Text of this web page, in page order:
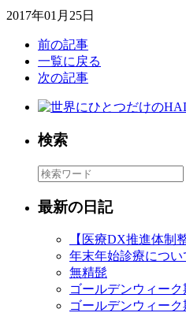
2017年01月25日
前の記事
一覧に戻る
次の記事
検索
最新の日記
【医療DX推進体制
年末年始診療につい
無精髭
ゴールデンウィー
ゴールデンウィー